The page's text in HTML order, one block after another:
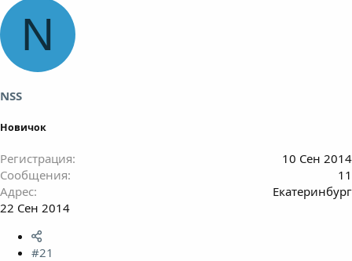
м
ы
н
л
N
NSS
Новичок
Регистрация
10 Сен 2014
Сообщения
11
Адрес
Екатеринбург
22 Сен 2014
#21